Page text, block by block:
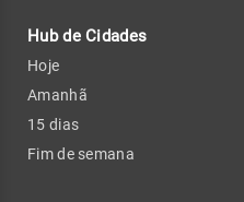
Hub de Cidades
Hoje
Amanhã
15 dias
Fim de semana